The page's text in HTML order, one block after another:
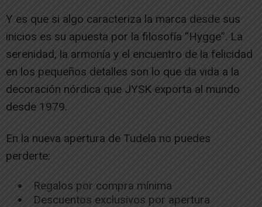
Y es que si algo caracteriza la marca desde sus
inicios es su apuesta por la filosofía “Hygge”. La
serenidad, la armonía y el encuentro de la felicidad
en los pequeños detalles son lo que da vida a la
decoración nórdica que JYSK exporta al mundo
desde 1979.
En la nueva apertura de Tudela no puedes
perderte:
Regalos por compra mínima
Descuentos exclusivos por apertura